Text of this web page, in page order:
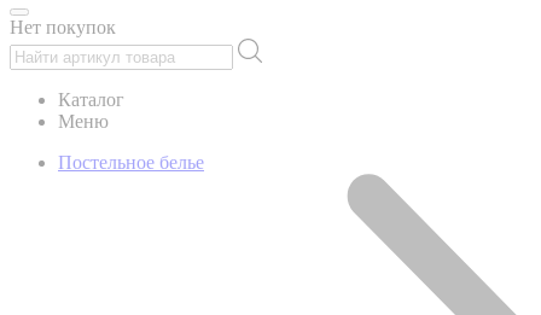
Нет покупок
Каталог
Меню
Постельное белье